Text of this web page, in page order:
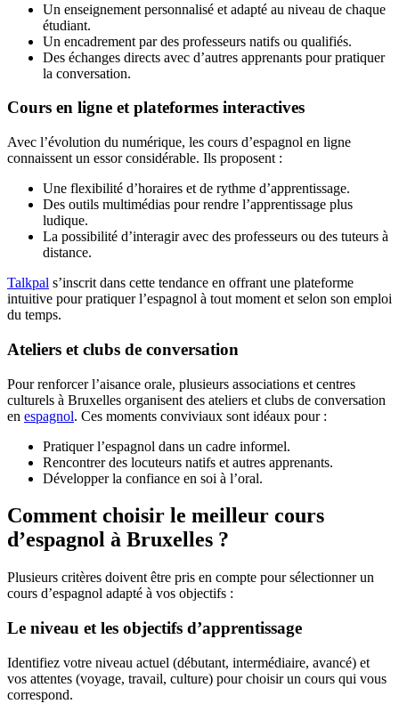
Un enseignement personnalisé et adapté au niveau de chaque
étudiant.
Un encadrement par des professeurs natifs ou qualifiés.
Des échanges directs avec d’autres apprenants pour pratiquer
la conversation.
Cours en ligne et plateformes interactives
Avec l’évolution du numérique, les cours d’espagnol en ligne
connaissent un essor considérable. Ils proposent :
Une flexibilité d’horaires et de rythme d’apprentissage.
Des outils multimédias pour rendre l’apprentissage plus
ludique.
La possibilité d’interagir avec des professeurs ou des tuteurs à
distance.
Talkpal s’inscrit dans cette tendance en offrant une plateforme
intuitive pour pratiquer l’espagnol à tout moment et selon son emploi
du temps.
Ateliers et clubs de conversation
Pour renforcer l’aisance orale, plusieurs associations et centres
culturels à Bruxelles organisent des ateliers et clubs de conversation
en espagnol. Ces moments conviviaux sont idéaux pour :
Pratiquer l’espagnol dans un cadre informel.
Rencontrer des locuteurs natifs et autres apprenants.
Développer la confiance en soi à l’oral.
Comment choisir le meilleur cours
d’espagnol à Bruxelles ?
Plusieurs critères doivent être pris en compte pour sélectionner un
cours d’espagnol adapté à vos objectifs :
Le niveau et les objectifs d’apprentissage
Identifiez votre niveau actuel (débutant, intermédiaire, avancé) et
vos attentes (voyage, travail, culture) pour choisir un cours qui vous
correspond.